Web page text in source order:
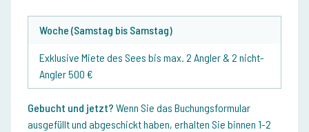
Woche (Samstag bis Samstag)
Exklusive Miete des Sees bis max. 2 Angler & 2 nicht-
Angler 500 €
Gebucht und jetzt? Wenn Sie das Buchungsformular
ausgefüllt und abgeschickt haben, erhalten Sie binnen 1-2